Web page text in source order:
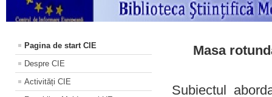
Pagina de start CIE
Despre CIE
Activități CIE
Masa
Subiectul